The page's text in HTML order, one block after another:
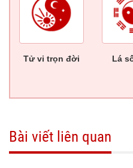
Tử vi trọn đời Lá
Bài viết liên quan